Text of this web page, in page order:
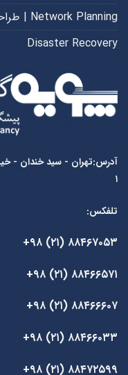
Network Planning | طراحی شبکه
Disaster Recovery
۱
تلفکس:
۸۸۴۶۷۰۵۳ (۲۱) ۹۸+
۸۸۴۶۶۵۷۱ (۲۱) ۹۸+
۸۸۴۶۶۶۰۷ (۲۱) ۹۸+
۸۸۴۶۶۰۳۳ (۲۱) ۹۸+
۸۸۴۷۲۵۹۹ (۲۱) ۹۸+